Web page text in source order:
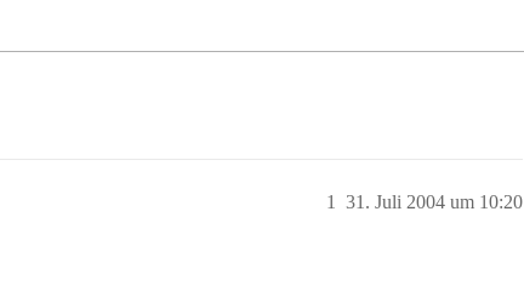
31. Juli 2004 um 10:20
1